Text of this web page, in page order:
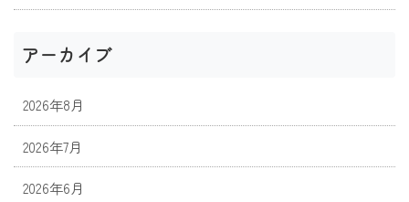
アーカイブ
2026年8月
2026年7月
2026年6月